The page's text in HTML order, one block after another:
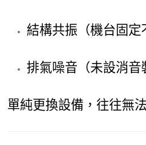
結構共振（機台固定
排氣噪音（未設消音
單純更換設備，往往無